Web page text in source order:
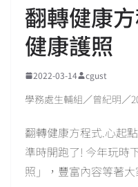
翻轉健康
健康護照
2022-03-14 cgust
學務處生輔組／曾紀明／
翻轉健康方程式.心起
準時開跑了! 今年玩時
照」，豐富內容等著